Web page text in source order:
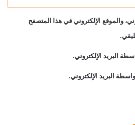
والموقع الإلكتروني في هذا المتصفح
البريد الإلكتروني.
البريد الإلكتروني.